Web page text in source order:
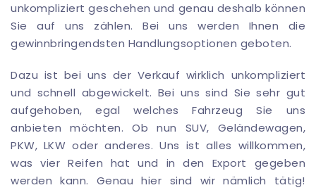
unkompliziert geschehen und genau deshalb können
Sie auf uns zählen. Bei uns werden Ihnen die
gewinnbringendsten Handlungsoptionen geboten.
Dazu ist bei uns der Verkauf wirklich unkompliziert
und schnell abgewickelt. Bei uns sind Sie sehr gut
aufgehoben, egal welches Fahrzeug Sie uns
anbieten möchten. Ob nun SUV, Geländewagen,
PKW, LKW oder anderes. Uns ist alles willkommen,
was vier Reifen hat und in den Export gegeben
werden kann. Genau hier sind wir nämlich tätig!